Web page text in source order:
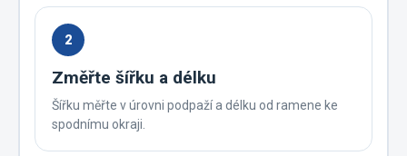
2
Změřte šířku a délku
Šířku měřte v úrovni podpaží a délku od ramene ke
spodnímu okraji.